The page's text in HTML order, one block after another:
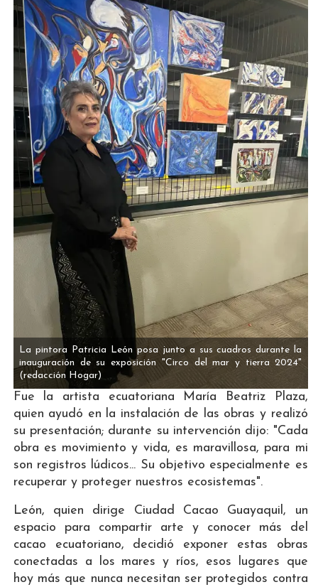
La pintora Patricia León posa junto a sus cuadros durante la
inauguración de su exposición "Circo del mar y tierra 2024"
(redacción Hogar)
Fue la artista ecuatoriana María Beatriz Plaza,
quien ayudó en la instalación de las obras y realizó
su presentación; durante su intervención dijo: "Cada
obra es movimiento y vida, es maravillosa, para mi
son registros lúdicos... Su objetivo especialmente es
recuperar y proteger nuestros ecosistemas".
León, quien dirige Ciudad Cacao Guayaquil, un
espacio para compartir arte y conocer más del
cacao ecuatoriano, decidió exponer estas obras
conectadas a los mares y ríos, esos lugares que
hoy más que nunca necesitan ser protegidos contra